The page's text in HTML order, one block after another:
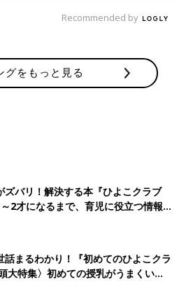
」
ディスーツを購入。朝方や夜の肌寒
い絵柄を選ぶと、パジャマとして
すよ♪
長袖ボディスーツは大役立
Recommended by
グをもっと見る
ズバリ！解決する本『ひよこクラブ
2才になるまで、育児に役立つ情報が
話まるわかり！『初めてのひよこクラ
大特集〉初めての授乳がうまくい
ミルクの基本と夏のトラブル 解決テ